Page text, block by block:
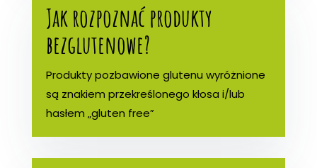
Jak rozpoznać produkty
bezglutenowe?
Produkty pozbawione glutenu wyróżnione
są znakiem przekreślonego kłosa i/lub
hasłem „gluten free”